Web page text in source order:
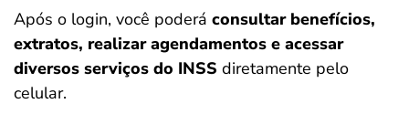
Após o login, você poderá consultar benefícios,
extratos, realizar agendamentos e acessar
diversos serviços do INSS diretamente pelo
celular.